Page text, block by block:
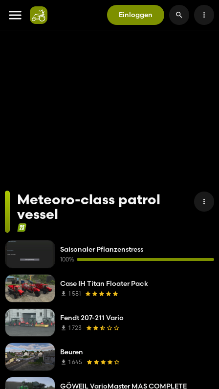
Einloggen
Meteoro-class patrol
vessel
Saisonaler Pflanzenstress
100%
Case IH Titan Floater Pack
1 581
Fendt 207-211 Vario
1 723
Beuren
1 645
GÖWEIL VarioMaster MAS COMPLETE